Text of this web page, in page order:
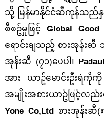
သို့ မြန်မာနိုင်ငံဆီကုန်သည်နှ
စီစဥ်မှုဖြင့် Global
ရောင်းချသည့် စားအုန်းဆီ
အုန်းဆီ (၇၀)ပေပါ၊
အား ယာဥ်‌မောင်းဦးရဲကို
အမျိုးအစားယာဥ်ဖြင့်လည်း
Yone Co,Ltdစားအုန်းဆီ(၈